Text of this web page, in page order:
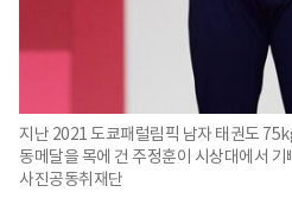
지난 2021 도쿄패럴림픽 남자 태권도
동메달을 목에 건 주정훈이 시상대에서
사진공동취재단